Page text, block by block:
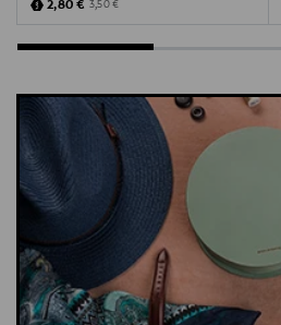
Discounted Price
2,80 € Original Price
3,50 €